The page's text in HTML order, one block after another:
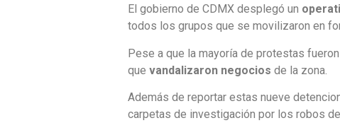
El gobierno de CDMX desplegó un
todos los grupos que se movilizaron en
Pese a que la mayoría de protestas
que vandalizaron negocios de la zona.
Además de reportar estas nueve
carpetas de investigación por los robos